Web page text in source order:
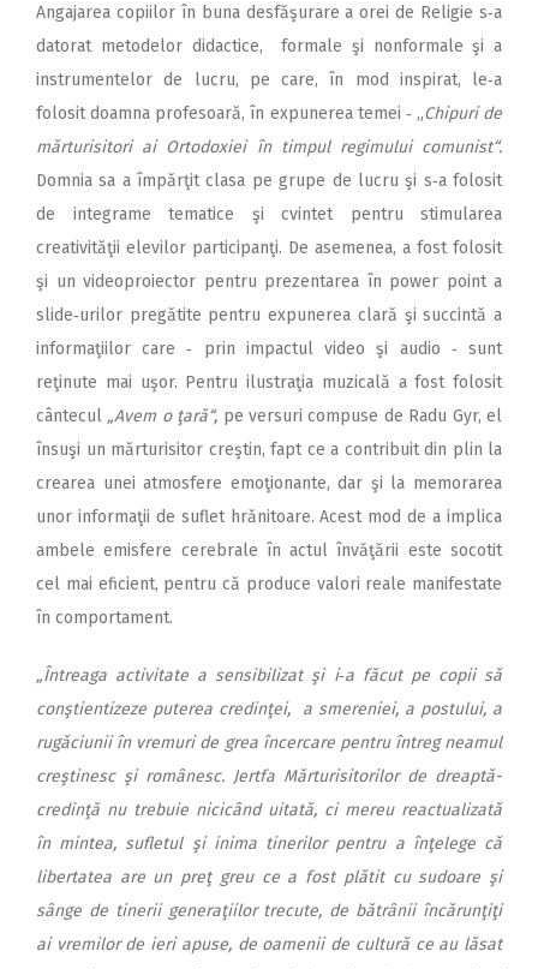
Angajarea copiilor în buna desfăşurare a orei de Religie s‑a
datorat metodelor didactice, formale şi nonformale şi a
instrumentelor de lucru, pe care, în mod inspirat, le‑a
folosit doamna profesoară, în expunerea temei ‑ „Chipuri de
mărturisitori ai Ortodoxiei în timpul regimului comunist“.
Domnia sa a împărţit clasa pe grupe de lucru şi s‑a folosit
de integrame tematice şi cvintet pentru stimularea
creativităţii elevilor participanţi. De asemenea, a fost folosit
şi un videoproiector pentru prezentarea în power point a
slide‑urilor pregătite pentru expunerea clară şi succintă a
informaţiilor care ‑ prin impactul video şi audio ‑ sunt
reţinute mai uşor. Pentru ilustraţia muzicală a fost folosit
cântecul „Avem o ţară“, pe versuri compuse de Radu Gyr, el
însuşi un mărturisitor creştin, fapt ce a contribuit din plin la
crearea unei atmosfere emoţionante, dar şi la memorarea
unor informaţii de suflet hrănitoare. Acest mod de a implica
ambele emisfere cerebrale în actul învăţării este socotit
cel mai eficient, pentru că produce valori reale manifestate
în comportament.
„Întreaga activitate a sensibilizat şi i‑a făcut pe copii să
conştientizeze puterea credinţei, a smereniei, a postului, a
rugăciunii în vremuri de grea încercare pentru întreg neamul
creştinesc şi românesc. Jertfa Mărturisitorilor de dreaptă-
credinţă nu trebuie nicicând uitată, ci mereu reactualizată
în mintea, sufletul şi inima tinerilor pentru a înţelege că
libertatea are un preţ greu ce a fost plătit cu sudoare şi
sânge de tinerii generaţiilor trecute, de bătrânii încărunţiţi
ai vremilor de ieri apuse, de oamenii de cultură ce au lăsat